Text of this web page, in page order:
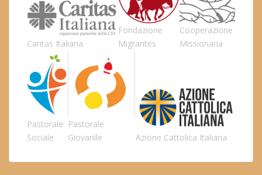
Caritas Italiana
Fondazione
Migrantes
Cooperazione
Missionaria
Pastorale
Sociale
Pastorale
Giovanile
Azione Cattolica Italiana